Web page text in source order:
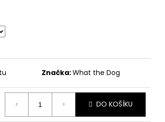
Značka:What the Dog
DO KOŠÍKU